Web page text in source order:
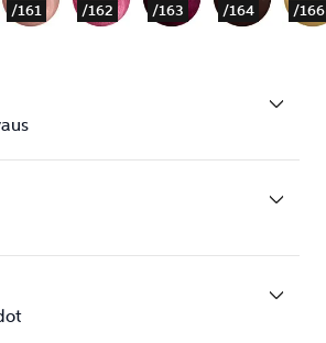
/161 /162 /163 /164 /166